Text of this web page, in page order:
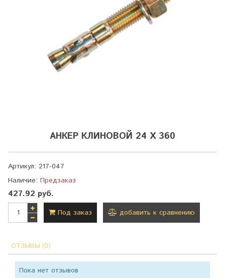
АНКЕР КЛИНОВОЙ 24 Х 360
Артикул: 217-047
Наличие: Предзаказ
427.92 руб.
Под заказ добавить к сравнению
ОТЗЫВЫ (0)
Пока нет отзывов